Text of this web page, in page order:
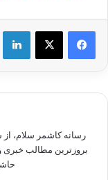
بروزترین مطالب خبری